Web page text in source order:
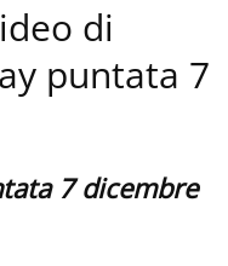
di
puntata 7
7 dicembre